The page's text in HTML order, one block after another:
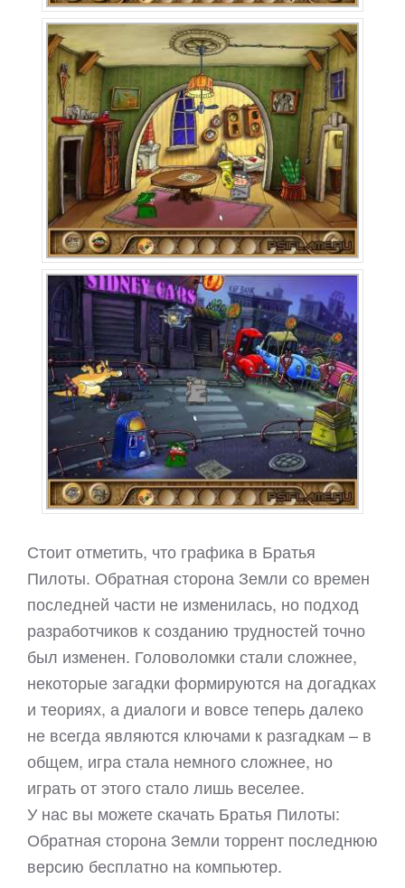
Стоит отметить, что графика в Братья
Пилоты. Обратная сторона Земли со времен
последней части не изменилась, но подход
разработчиков к созданию трудностей точно
был изменен. Головоломки стали сложнее,
некоторые загадки формируются на догадках
и теориях, а диалоги и вовсе теперь далеко
не всегда являются ключами к разгадкам – в
общем, игра стала немного сложнее, но
играть от этого стало лишь веселее.
У нас вы можете скачать Братья Пилоты:
Обратная сторона Земли торрент последнюю
версию бесплатно на компьютер.